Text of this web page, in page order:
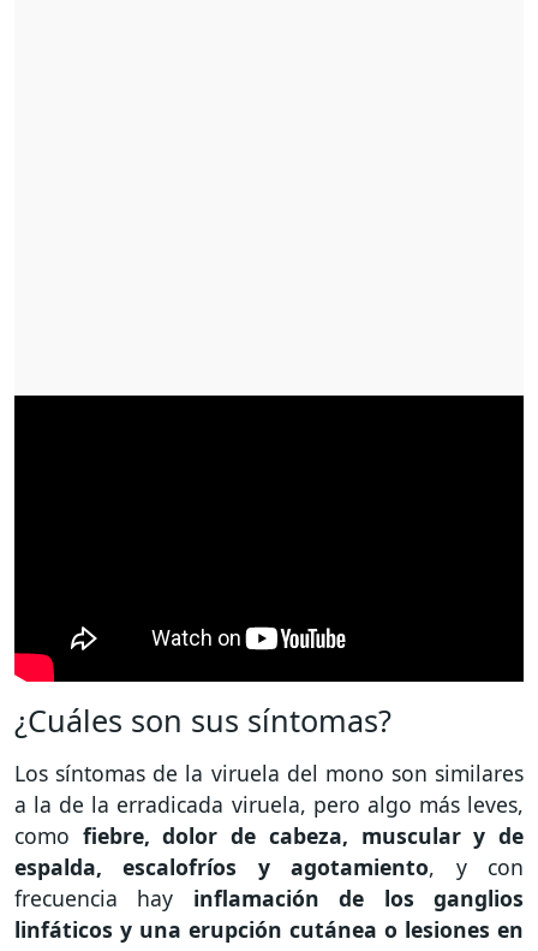
¿Cuáles son sus síntomas?
Los síntomas de la viruela del mono son similares
a la de la erradicada viruela, pero algo más leves,
como fiebre, dolor de cabeza, muscular y de
espalda, escalofríos y agotamiento, y con
frecuencia hay inflamación de los ganglios
linfáticos y una erupción cutánea o lesiones en